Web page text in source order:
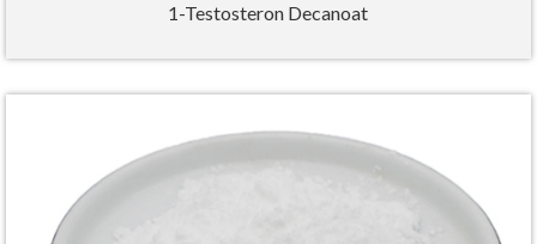
1-Testosteron Decanoat